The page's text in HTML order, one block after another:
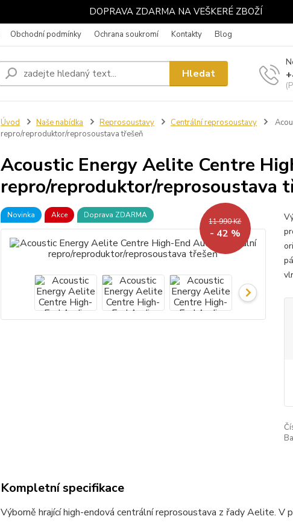
DOPRAVA ZDARMA NA VEŠKERÉ ZBOŽÍ
Obchodní podmínky Ochrana soukromí Kontakty Blog
Hledat
Úvod Naše nabídka Reprosoustavy Centrální reprosoustavy
repro/reproduktor/reprosoustava třešeň
Acoustic Energy Aelite Centre
repro/reproduktor/reprosoustava
Novinka Akce Doprava ZDARMA
11 990 Kč
- 42 %
Kompletní specifikace
Výborně hrající high-endová centrální reprosoustava z řady Aelite. V